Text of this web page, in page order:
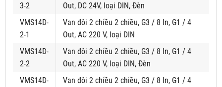
3-2
Out, DC 24V, loại DIN, Đèn
VMS14D-
2-1
Van đôi 2 chiều 2 chiều, G3 / 8 In, G1 / 4
Out, AC 220 V, loại DIN
VMS14D-
2-2
Van đôi 2 chiều 2 chiều, G3 / 8 In, G1 / 4
Out, AC 220 V, loại DIN, Đèn
VMS14D-
Van đôi 2 chiều 2 chiều, G3 / 8 In, G1 / 4